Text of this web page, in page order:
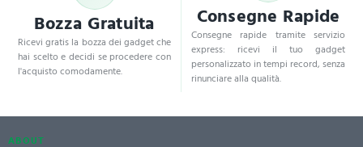
Bozza Gratuita
Ricevi gratis la bozza dei gadget che
hai scelto e decidi se procedere con
l'acquisto comodamente.
Consegne Rapide
Consegne rapide tramite servizio
express: ricevi il tuo gadget
personalizzato in tempi record, senza
rinunciare alla qualità.
ABOUT